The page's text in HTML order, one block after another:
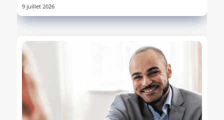
9 juillet 2026